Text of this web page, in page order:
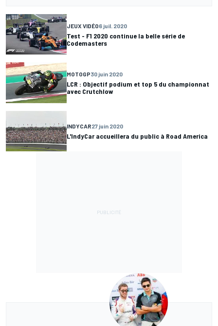
JEUX VIDÉO6 juil. 2020
Test - F1 2020 continue la belle série de
Codemasters
MOTOGP30 juin 2020
LCR : Objectif podium et top 5 du championnat
avec Crutchlow
INDYCAR27 juin 2020
L'IndyCar accueillera du public à Road America